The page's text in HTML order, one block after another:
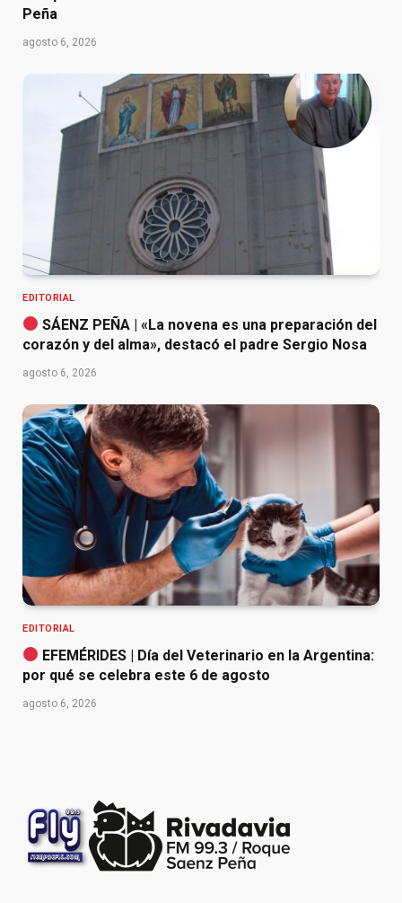
Peña
agosto 6, 2026
EDITORIAL
SÁENZ PEÑA | «La novena es una preparación del
corazón y del alma», destacó el padre Sergio Nosa
agosto 6, 2026
EDITORIAL
EFEMÉRIDES | Día del Veterinario en la Argentina:
por qué se celebra este 6 de agosto
agosto 6, 2026